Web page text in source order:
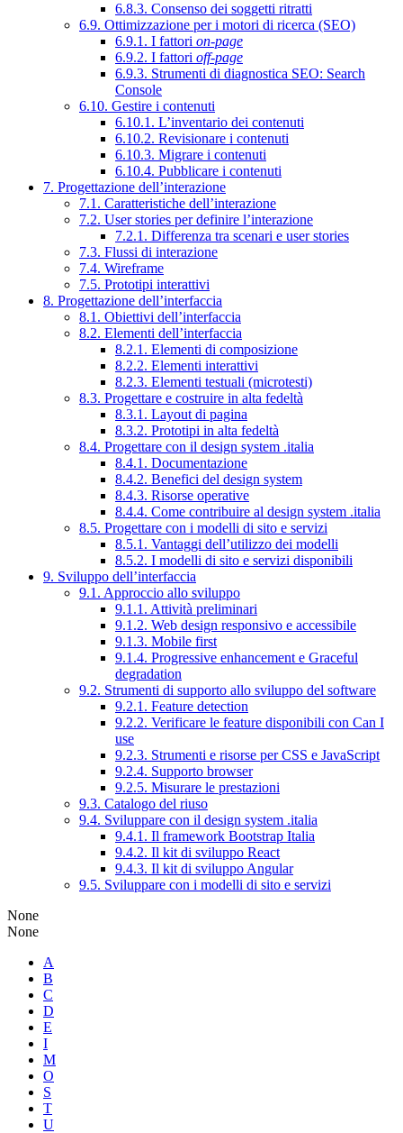
6.8.3. Consenso dei soggetti ritratti
6.9. Ottimizzazione per i motori di ricerca (SEO)
6.9.1. I fattori on-page
6.9.2. I fattori off-page
6.9.3. Strumenti di diagnostica SEO: Search
Console
6.10. Gestire i contenuti
6.10.1. L’inventario dei contenuti
6.10.2. Revisionare i contenuti
6.10.3. Migrare i contenuti
6.10.4. Pubblicare i contenuti
7. Progettazione dell’interazione
7.1. Caratteristiche dell’interazione
7.2. User stories per definire l’interazione
7.2.1. Differenza tra scenari e user stories
7.3. Flussi di interazione
7.4. Wireframe
7.5. Prototipi interattivi
8. Progettazione dell’interfaccia
8.1. Obiettivi dell’interfaccia
8.2. Elementi dell’interfaccia
8.2.1. Elementi di composizione
8.2.2. Elementi interattivi
8.2.3. Elementi testuali (microtesti)
8.3. Progettare e costruire in alta fedeltà
8.3.1. Layout di pagina
8.3.2. Prototipi in alta fedeltà
8.4. Progettare con il design system .italia
8.4.1. Documentazione
8.4.2. Benefici del design system
8.4.3. Risorse operative
8.4.4. Come contribuire al design system .italia
8.5. Progettare con i modelli di sito e servizi
8.5.1. Vantaggi dell’utilizzo dei modelli
8.5.2. I modelli di sito e servizi disponibili
9. Sviluppo dell’interfaccia
9.1. Approccio allo sviluppo
9.1.1. Attività preliminari
9.1.2. Web design responsivo e accessibile
9.1.3. Mobile first
9.1.4. Progressive enhancement e Graceful
degradation
9.2. Strumenti di supporto allo sviluppo del software
9.2.1. Feature detection
9.2.2. Verificare le feature disponibili con Can I
use
9.2.3. Strumenti e risorse per CSS e JavaScript
9.2.4. Supporto browser
9.2.5. Misurare le prestazioni
9.3. Catalogo del riuso
9.4. Sviluppare con il design system .italia
9.4.1. Il framework Bootstrap Italia
9.4.2. Il kit di sviluppo React
9.4.3. Il kit di sviluppo Angular
9.5. Sviluppare con i modelli di sito e servizi
None
None
A
B
C
D
E
I
M
O
S
T
U